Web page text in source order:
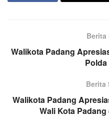
Berita
Walikota Padang
Berita
Walikota Padang
Wali Kota Padang